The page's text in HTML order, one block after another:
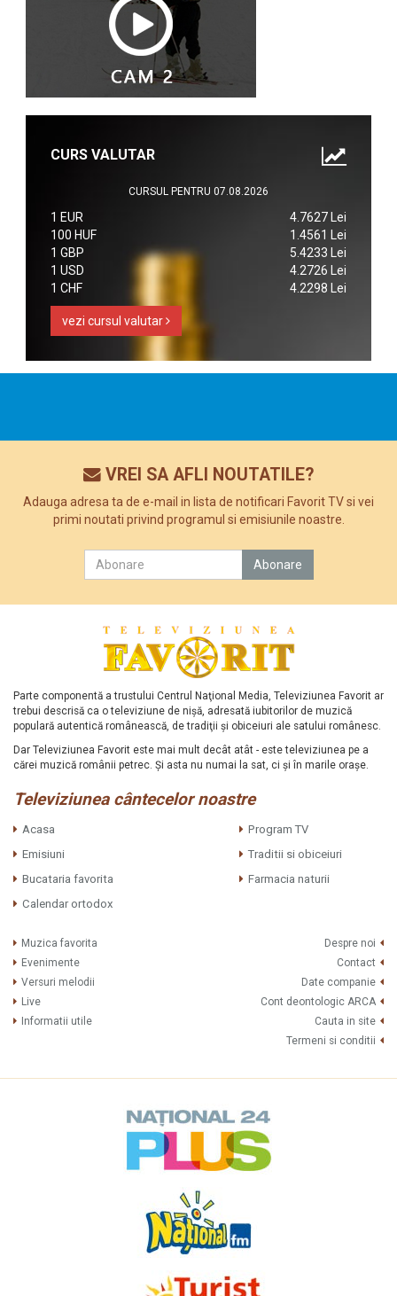
CURS VALUTAR
CURSUL PENTRU 07.08.2026
1 EUR
4.7627 Lei
100 HUF
1.4561 Lei
1 GBP
5.4233 Lei
1 USD
4.2726 Lei
1 CHF
4.2298 Lei
vezi cursul valutar
VREI SA AFLI NOUTATILE?
Adauga adresa ta de e-mail in lista de notificari Favorit TV si vei
primi noutati privind programul si emisiunile noastre.
Parte componentă a trustului Centrul Naţional Media, Televiziunea Favorit ar
trebui descrisă ca o televiziune de nişă, adresată iubitorilor de muzică
populară autentică românească, de tradiţii şi obiceiuri ale satului românesc.
Dar Televiziunea Favorit este mai mult decât atât - este televiziunea pe a
cărei muzică românii petrec. Şi asta nu numai la sat, ci şi în marile oraşe.
Televiziunea cântecelor noastre
Acasa
Program TV
Emisiuni
Traditii si obiceiuri
Bucataria favorita
Farmacia naturii
Calendar ortodox
Muzica favorita
Evenimente
Versuri melodii
Live
Informatii utile
Despre noi
Contact
Date companie
Cont deontologic ARCA
Cauta in site
Termeni si conditii